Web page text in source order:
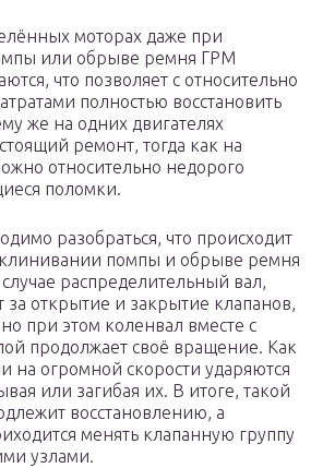
моторах даже при
или обрыве ремня ГРМ
что позволяет с относительно
полностью восстановить
же на одних двигателях
ремонт, тогда как на
относительно недорого
поломки.
разобраться, что происходит
помпы и обрыве ремня
распределительный вал,
за открытие и закрытие клапанов,
но при этом коленвал вместе с
продолжает своё вращение. Как
на огромной скорости ударяются
или загибая их. В итоге, такой
восстановлению, а
менять клапанную группу
узлами.